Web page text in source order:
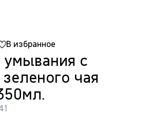
В избранное
умывания с
чая